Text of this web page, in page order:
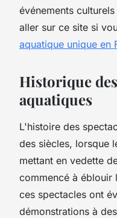
événements
aller sur ce site si
aquatique unique en
Historique
aquatiques
L'histoire des
des siècles, lorsque
mettant en vedette
commencé à éblouir
ces spectacles ont
démonstrations à